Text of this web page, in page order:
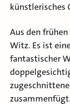
künstlerisches
Aus den
Witz. Es ist
fantastischer